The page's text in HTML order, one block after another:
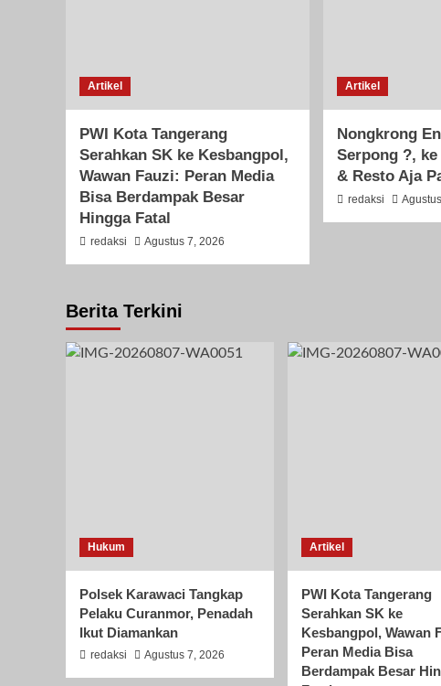
Artikel
PWI Kota Tangerang
Serahkan SK ke Kesbangpol,
Wawan Fauzi: Peran Media
Bisa Berdampak Besar
Hingga Fatal
redaksi Agustus 7, 2026
Artikel
Nongkrong
Serpong ?,
& Resto Aja
redaksi
Berita Terkini
Hukum
Polsek Karawaci Tangkap
Pelaku Curanmor, Penadah
Ikut Diamankan
redaksi Agustus 7, 2026
Artikel
PWI Kota Tangerang
Serahkan SK ke
Kesbangpol, Wawan
Peran Media Bisa
Berdampak Besar